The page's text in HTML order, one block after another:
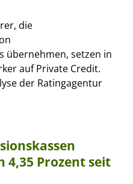
die
übernehmen, setzen in
auf Private Credit.
der Ratingagentur
4,35 Prozent seit